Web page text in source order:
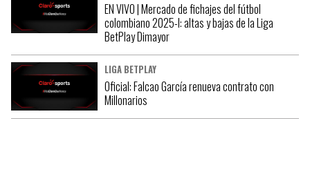
EN VIVO | Mercado de fichajes del fútbol
colombiano 2025-I: altas y bajas de la Liga
BetPlay Dimayor
LIGA BETPLAY
Oficial: Falcao García renueva contrato con
Millonarios